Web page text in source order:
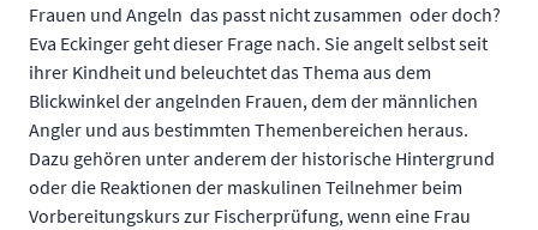
Frauen und Angeln  das passt nicht zusammen  oder doch?
Eva Eckinger geht dieser Frage nach. Sie angelt selbst seit
ihrer Kindheit und beleuchtet das Thema aus dem
Blickwinkel der angelnden Frauen, dem der männlichen
Angler und aus bestimmten Themenbereichen heraus.
Dazu gehören unter anderem der historische Hintergrund
oder die Reaktionen der maskulinen Teilnehmer beim
Vorbereitungskurs zur Fischerprüfung, wenn eine Frau